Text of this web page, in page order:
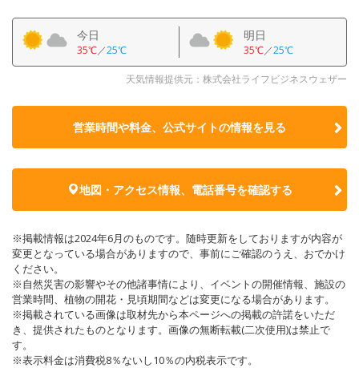
今日
35℃／25℃
明日
35℃／25℃
天気情報提供元：株式会社ライフビジネスウェザー
営業時間や料金、公式サイトの情報を見る
地図・アクセス情報、電話番号を確認する
※掲載情報は2024年6月のものです。随時更新をしておりますが内容が
変更となっている場合がありますので、事前にご確認のうえ、おでかけ
ください。
※自然災害の影響やその他諸事情により、イベントの開催情報、施設の
営業時間、植物の開花・見頃期間などは変更になる場合があります。
※掲載されている画像は取材先から本ページへの掲載の許諾をいただ
き、提供されたものとなります。画像の無断転載(二次使用)は禁止で
す。
※表示料金は消費税8％ないし10％の内税表示です。